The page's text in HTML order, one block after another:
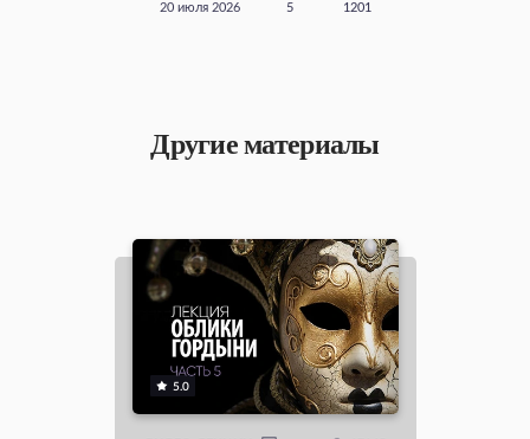
20 июля 2026 5 1201
Другие материалы
5.0